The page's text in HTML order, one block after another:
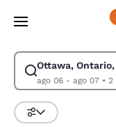
Saltar A Contenido
Ottawa,
ago 06 - ago 07•
Modificar búsqueda
Ordenar y